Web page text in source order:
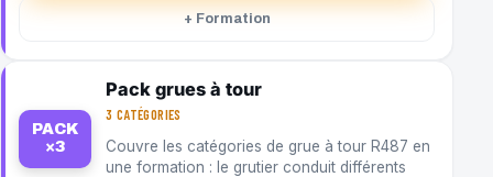
+ Formation
PACK
×3
Pack grues à tour
3 CATÉGORIES
Couvre les catégories de grue à tour R487 en
une formation : le grutier conduit différents